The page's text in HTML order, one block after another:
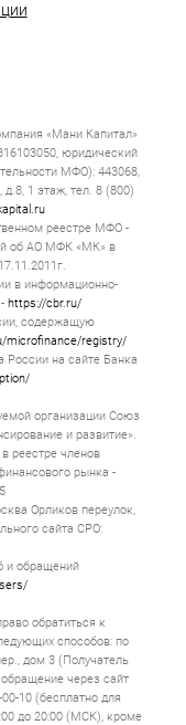
«Мани Капитал»
юридический
МФО): 443068,
1 этаж, тел. 8 (800)
реестре МФО -
об АО МФК «МК» в
в информационно-
https://cbr.ru/
содержащую
microfinance/registry/
России на сайте Банка
организации Союз
и развитие».
реестре членов
рынка -
Орликов переулок,
сайта СРО:
и обращений
обратиться к
способов: по
дом 3 (Получатель
через сайт
10 (бесплатно для
до 20:00 (МСК), кроме